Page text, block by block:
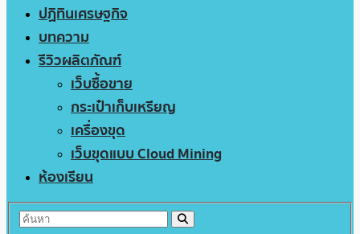
ปฏิทินเศรษฐกิจ
บทความ
รีวิวผลิตภัณฑ์
เว็บซื้อขาย
กระเป๋าเก็บเหรียญ
เครื่องขุด
เว็บขุดแบบ Cloud Mining
ห้องเรียน